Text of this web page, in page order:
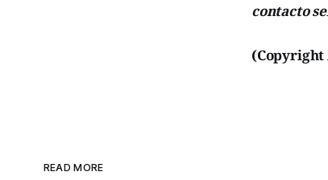
contacto
(Copyright
READ MORE